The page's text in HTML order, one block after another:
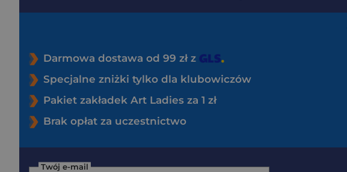
Darmowa dostawa od 99 zł z
Specjalne zniżki tylko dla klubowiczów
Pakiet zakładek Art Ladies za 1 zł
Brak opłat za uczestnictwo
Twój e-mail